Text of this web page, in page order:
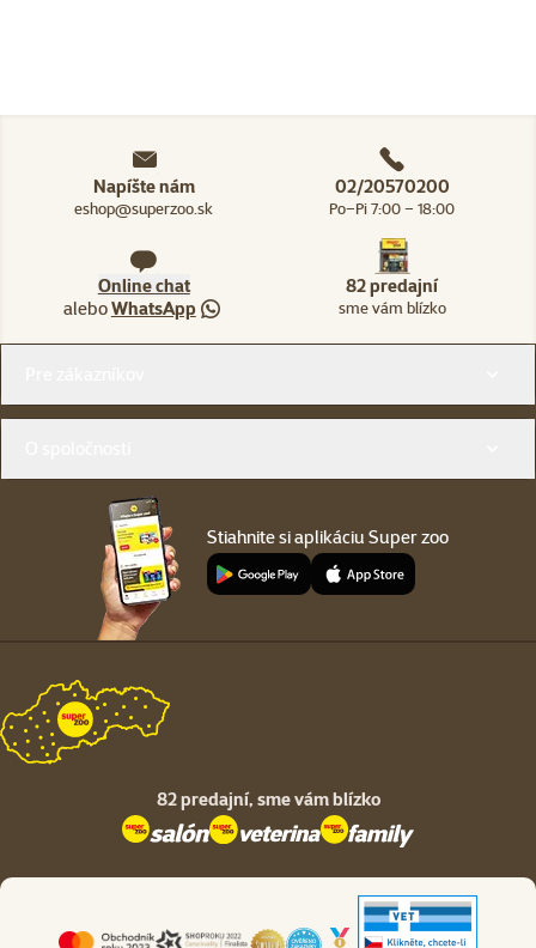
Napíšte nám
eshop@superzoo.sk
02/20570200
Po–Pi 7:00 – 18:00
Online chat
aleboWhatsApp
82 predajní
sme vám blízko
Stiahnite si aplikáciu Super zoo
82 predajní, sme vám blízko